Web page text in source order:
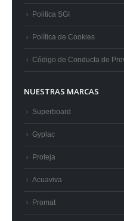
Politica SGI
Política de Cookies
Código de Conducta de
NUESTRAS MARCAS
Superboard
Gyplac
Proteja
Acuaviva
Promat